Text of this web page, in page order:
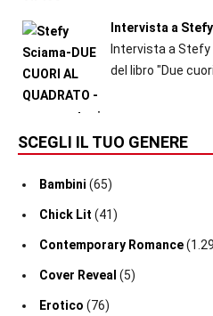
Intervista a
Intervista a Stefy
del libro "Due
SCEGLI IL TUO GENERE
Bambini (65)
Chick Lit (41)
Contemporary Romance
Cover Reveal (5)
Erotico (76)